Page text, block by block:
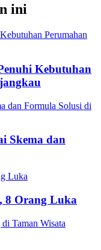
ini
Kebutuhan
Skema dan
8 Orang Luka